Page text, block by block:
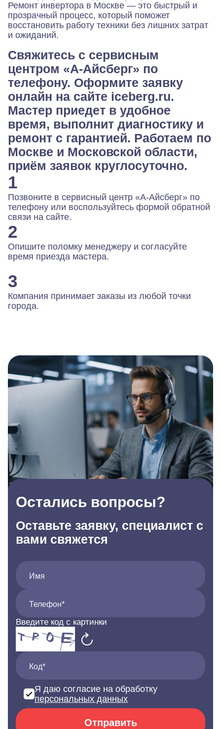
Ремонт инвертора в Москве — это быстрый и
прозрачный процесс, который поможет
восстановить работу техники без лишних затрат
и ожиданий.
Свяжитесь с сервисным
центром «А-Айсберг» по
телефону. Оформите заявку
онлайн на сайте iceberg.ru.
Мастер приедет в удобное
время, выполнит диагностику и
ремонт с гарантией. Работаем по
Москве и Московской области,
приём заявок круглосуточно.
1
Позвоните в сервисный центр «А-Айсберг» по
телефону или воспользуйтесь формой обратной
связи на сайте.
2
Опишите поломку менеджеру и согласуйте
время приезда мастера.
3
Компания принимает заказы из любой точки
города.
Остались вопросы?
Оставьте заявку, специалист с
вами свяжется
Имя
Телефон*
Введите код с картинки
Код*
Я даю согласие на обработку
персональных данных
Отправить